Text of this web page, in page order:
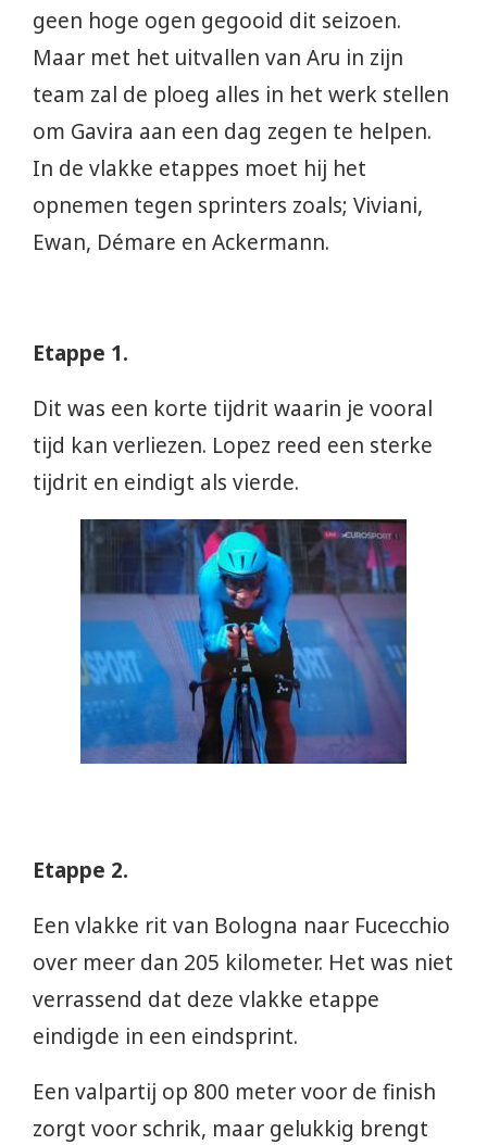
geen hoge ogen gegooid dit seizoen.
Maar met het uitvallen van Aru in zijn
team zal de ploeg alles in het werk stellen
om Gavira aan een dag zegen te helpen.
In de vlakke etappes moet hij het
opnemen tegen sprinters zoals; Viviani,
Ewan, Démare en Ackermann.
Etappe 1.
Dit was een korte tijdrit waarin je vooral
tijd kan verliezen. Lopez reed een sterke
tijdrit en eindigt als vierde.
Etappe 2.
Een vlakke rit van Bologna naar Fucecchio
over meer dan 205 kilometer. Het was niet
verrassend dat deze vlakke etappe
eindigde in een eindsprint.
Een valpartij op 800 meter voor de finish
zorgt voor schrik, maar gelukkig brengt